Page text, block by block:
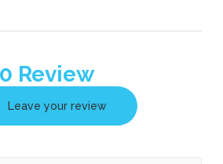
0 Review
Leave your review